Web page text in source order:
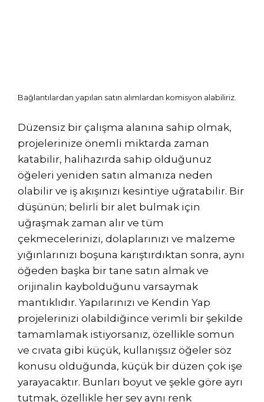
Bağlantılardan yapılan satın alımlardan komisyon alabiliriz.
Düzensiz bir çalışma alanına sahip olmak,
projelerinize önemli miktarda zaman
katabilir, halihazırda sahip olduğunuz
öğeleri yeniden satın almanıza neden
olabilir ve iş akışınızı kesintiye uğratabilir. Bir
düşünün; belirli bir alet bulmak için
uğraşmak zaman alır ve tüm
çekmecelerinizi, dolaplarınızı ve malzeme
yığınlarınızı boşuna karıştırdıktan sonra, aynı
öğeden başka bir tane satın almak ve
orijinalin kaybolduğunu varsaymak
mantıklıdır. Yapılarınızı ve Kendin Yap
projelerinizi olabildiğince verimli bir şekilde
tamamlamak istiyorsanız, özellikle somun
ve cıvata gibi küçük, kullanışsız öğeler söz
konusu olduğunda, küçük bir düzen çok işe
yarayacaktır. Bunları boyut ve şekle göre ayrı
tutmak, özellikle her şey aynı renk